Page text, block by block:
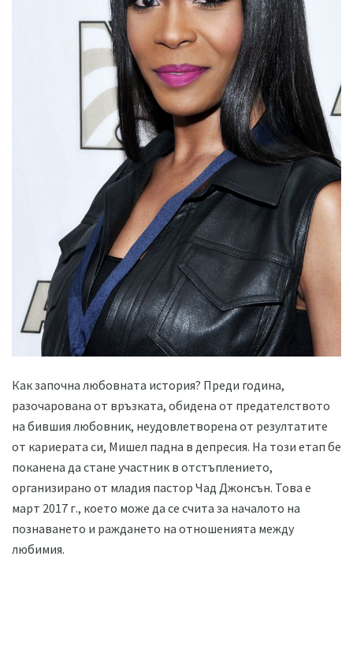
Как започна любовната история? Преди година,
разочарована от връзката, обидена от предателството
на бившия любовник, неудовлетворена от резултатите
от кариерата си, Мишел падна в депресия. На този етап бе
поканена да стане участник в отстъплението,
организирано от младия пастор Чад Джонсън. Това е
март 2017 г., което може да се счита за началото на
познаването и раждането на отношенията между
любимия.